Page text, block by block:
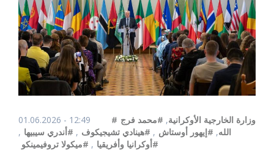
01.06.2026 - 12:49 #وزارة الخارجية الأوكرانية, #محمد فرج
الله, #إيهور أوستاش , #هينادي تشيجيكوف , #أندري سيبيها ,
#أوكرانيا وأفريقيا , #ميكولا تروفيمينكو